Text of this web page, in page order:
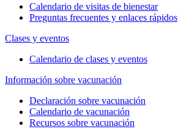
Calendario de visitas de bienestar
Preguntas frecuentes y enlaces rápidos
Clases y eventos
Calendario de clases y eventos
Información sobre vacunación
Declaración sobre vacunación
Calendario de vacunación
Recursos sobre vacunación